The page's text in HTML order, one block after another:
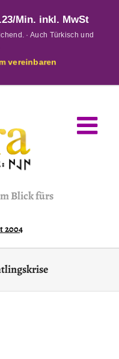
Min. inkl. MwSt
· Auch Türkisch und
vereinbaren
Blick fürs
2004